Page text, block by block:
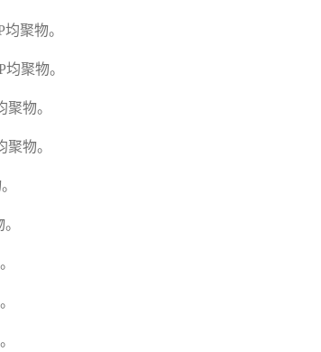
均聚物。
均聚物。
聚物。
聚物。